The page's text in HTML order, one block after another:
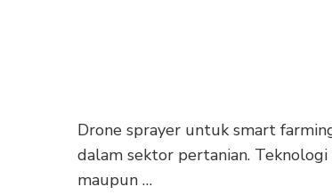
Drone sprayer untuk smart
dalam sektor pertanian.
maupun …